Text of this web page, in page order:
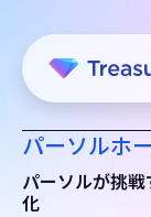
パーソルホ
パーソルが挑
化